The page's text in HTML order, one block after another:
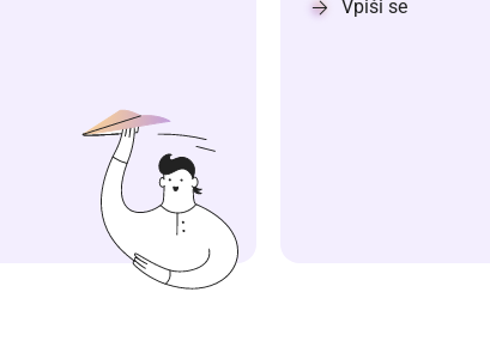
Vpiši se